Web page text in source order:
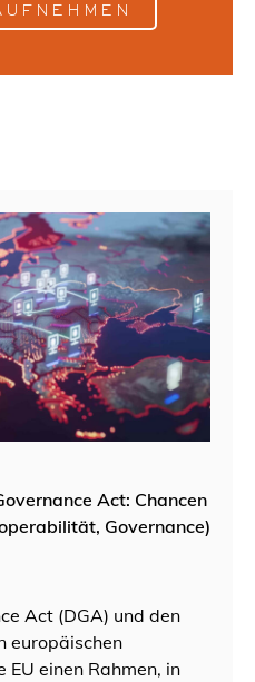
Act: Chancen
Governance)
Act (DGA) und den
europäischen
einen Rahmen, in